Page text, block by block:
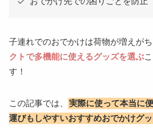
子連れでのおでかけは荷物が増えがち
クトで多機能に使えるグッズを選ぶ
す！
この記事では、
実際に使って本当に
運びもしやすいおすすめおでかけグ